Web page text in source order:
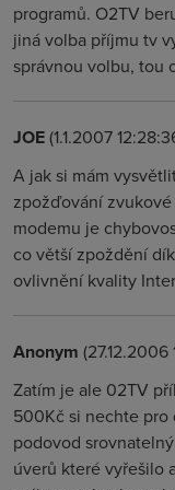
programů. O2TV
jiná volba příjmu tv
správnou volbu, tou
JOE(1.1.2007
A jak si mám
zpožďování
modemu je
co větší zpoždění
ovlivnění kvality
Anonym (27.12.2006
Zatím je ale 02TV
500Kč si nechte pro
podovod
úverů které vyřešilo